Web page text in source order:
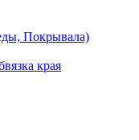
Покрывала)
края